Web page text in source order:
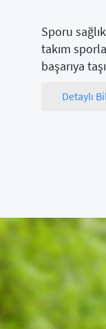
Sporu
takım
başarıya
Detaylı